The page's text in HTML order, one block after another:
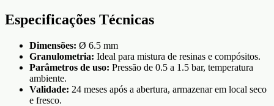
Especificações Técnicas
Dimensões: Ø 6.5 mm
Granulometria: Ideal para mistura de resinas e compósitos.
Parâmetros de uso: Pressão de 0.5 a 1.5 bar, temperatura
ambiente.
Validade: 24 meses após a abertura, armazenar em local seco
e fresco.